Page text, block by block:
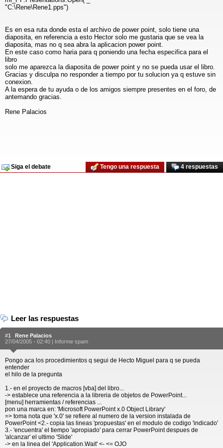
"C:\Rene\Rene1.pps")
Es en esa ruta donde esta el archivo de power point, solo tiene una
diaposita, en referencia a esto Hector solo me gustaria que se vea la
diaposita, mas no q sea abra la aplicacion power point.
En este caso como haria para q poniendo una fecha especifica para el
libro
solo me aparezca la diaposita de power point y no se pueda usar el libro.
Gracias y disculpa no responder a tiempo por tu solucion ya q estuve sin
conexion.
A la espera de tu ayuda o de los amigos siempre presentes en el foro, de
antemando gracias.
Rene Palacios
Siga el debate 4 respuestas
Tengo una respuesta
Leer las respuestas
#1
Rene Palacios
27/04/2005 - 02:40 | Informe spam
Pongo aca los procedimientos q segui de Hecto Miguel para q se pueda
entender
el hilo de la pregunta
1.- en el proyecto de macros [vba] del libro...
-> establece una referencia a la libreria de objetos de PowerPoint...
[menu] herramientas / referencias ...
pon una marca en: 'Microsoft PowerPoint x.0 Object Library'
=> toma nota que 'x.0' se refiere al numero de la version instalada de
PowerPoint <2.- copia las lineas 'propuestas' en el modulo de codigo 'indicado'
3.- 'encuentra' el tiempo 'apropiado' para cerrar PowerPoint despues de
'alcanzar' el ultimo 'Slide'
-> en la linea del 'Application.Wait' <- <= OJO